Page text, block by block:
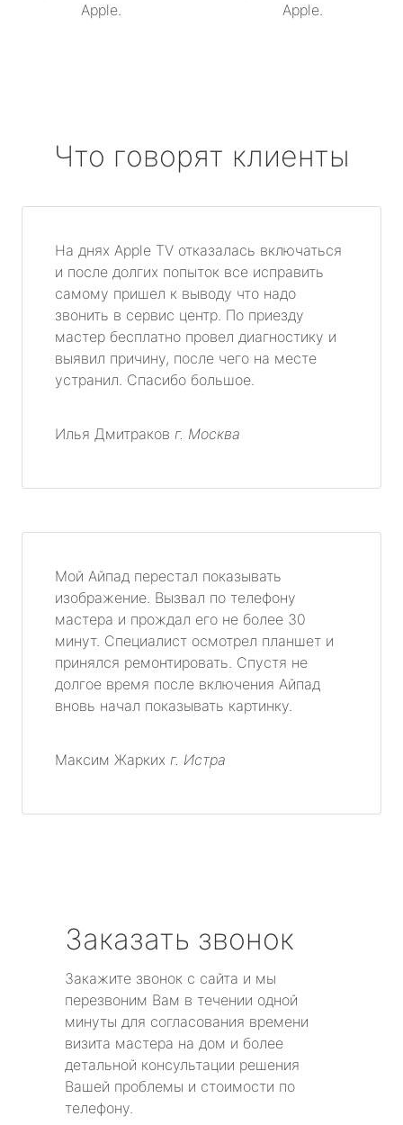
Apple.
Apple.
Что говорят клиенты
На днях Apple TV отказалась включаться
и после долгих попыток все исправить
самому пришел к выводу что надо
звонить в сервис центр. По приезду
мастер бесплатно провел диагностику и
выявил причину, после чего на месте
устранил. Спасибо большое.
Илья Дмитраков г. Москва
Мой Айпад перестал показывать
изображение. Вызвал по телефону
мастера и прождал его не более 30
минут. Специалист осмотрел планшет и
принялся ремонтировать. Спустя не
долгое время после включения Айпад
вновь начал показывать картинку.
Максим Жарких г. Истра
Заказать звонок
Закажите звонок с сайта и мы
перезвоним Вам в течении одной
минуты для согласования времени
визита мастера на дом и более
детальной консультации решения
Вашей проблемы и стоимости по
телефону.